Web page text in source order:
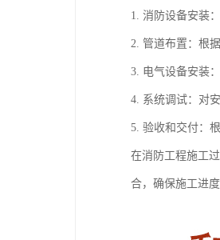
1. 消防设备安装
2. 管道布置：根
3. 电气设备安装
4. 系统调试：对
5. 验收和交付：
在消防工程施工
合，确保施工进度